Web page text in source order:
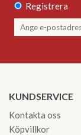
Registrera
KUNDSERVICE
Kontakta oss
Köpvillkor